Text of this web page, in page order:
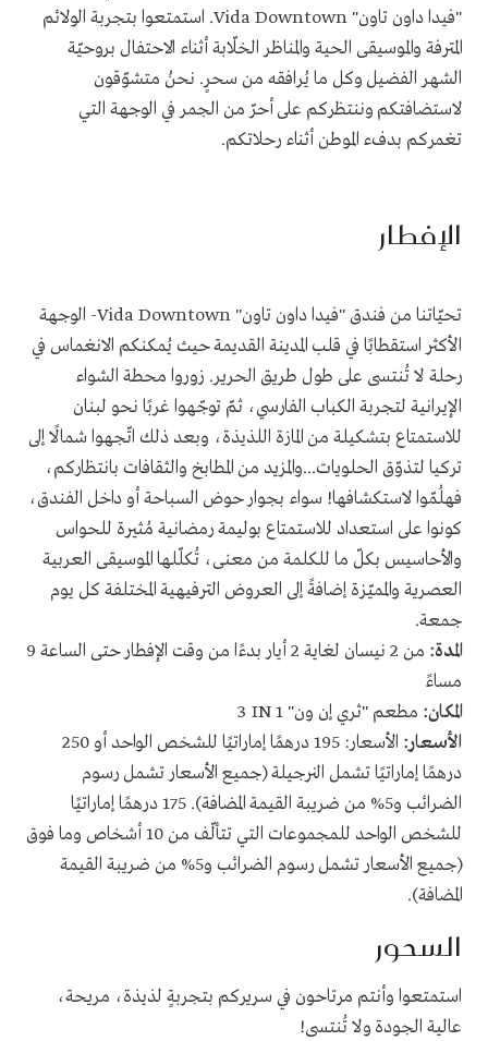
"فيدا داون تاون"Vida Downtown. استمتعوا بتجربة الولائم
المترفة والموسيقى الحية والمناظر الخلّابة أثناء الاحتفال بروحيّة
الشهر الفضيل وكل ما يُرافقه من سحرٍ. نحنُ متشوّقون
لاستضافتكم وننتظركم على أحرّ من الجمر في الوجهة التي
تغمركم بدفء الموطن أثناء رحلاتكم.
الإفطار
تحيّاتنا من فندق "فيدا داون تاون"Vida Downtown- الوجهة
الأكثر استقطابًا في قلب المدينة القديمة حيث يُمكنكم الانغماس في
رحلة لا تُنتسى على طول طريق الحرير. زوروا محطة الشواء
الإيرانية لتجربة الكباب الفارسي، ثمّ توجّهوا غربًا نحو لبنان
للاستمتاع بتشكيلة من المازة اللذيذة، وبعد ذلك اتّجهوا شمالًا إلى
تركيا لتذوّق الحلويات...والمزيد من المطابخ والثقافات بانتظاركم،
فهلُمّوا لاستكشافها! سواء بجوار حوض السباحة أو داخل الفندق،
كونوا على استعداد للاستمتاع بوليمة رمضانية مُثيرة للحواس
والأحاسيس بكلّ ما للكلمة من معنى، تُكلّلها الموسيقى العربية
العصرية والمميّزة إضافةً إلى العروض الترفيهية المختلفة كل يوم
جمعة.
المدة:
من 2 نيسان لغاية 2 أيار بدءًا من وقت الإفطار حتى الساعة 9
مساءً
المكان:مطعم "ثري إن ون"3 IN 1
الأسعار:
الأسعار: 195 درهمًا إماراتيًا للشخص الواحد أو 250
درهمًا إماراتيًا تشمل النرجيلة (جميع الأسعار تشمل رسوم
الضرائب و5% من ضريبة القيمة المضافة). 175 درهمًا إماراتيًا
للشخص الواحد للمجموعات التي تتألّف من 10 أشخاص وما فوق
(جميع الأسعار تشمل رسوم الضرائب و5% من ضريبة القيمة
المضافة).
السحور
استمتعوا وأنتم مرتاحون في سريركم بتجربةٍ لذيذة، مريحة،
عالية الجودة ولا تُنتسى!